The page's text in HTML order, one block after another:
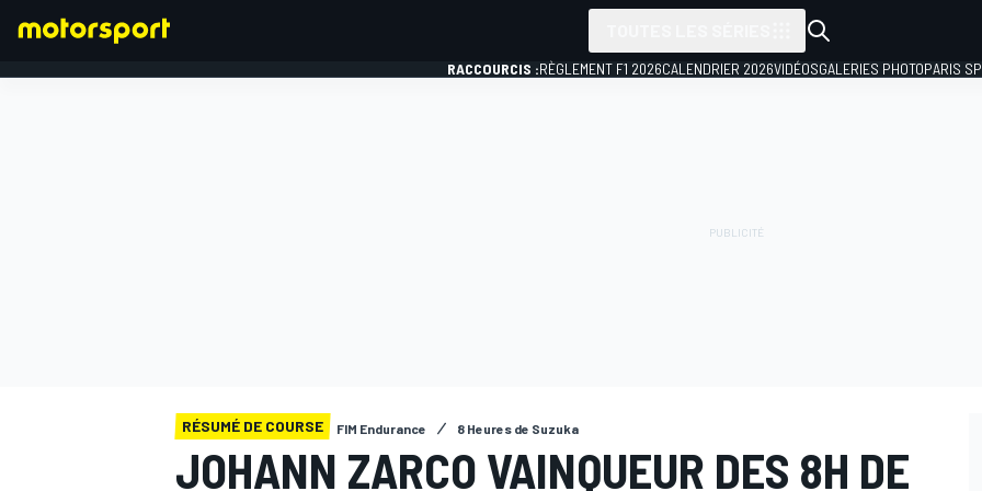
RACCOURCIS :RÈGLEMENT F1 2026CALENDRIER 2026VIDÉOSGALERIES PHOTOPARIS
RÉSUMÉ DE COURSE FIM Endurance 8 Heures de Suzuka
JOHANN ZARCO VAINQUEUR DES 8H DE